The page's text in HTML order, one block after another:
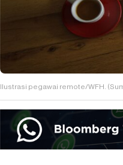
Ilustrasi pegawai remote/WFH.